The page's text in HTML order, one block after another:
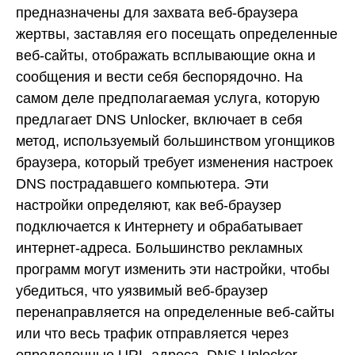
предназначены для захвата веб-браузера
жертвы, заставляя его посещать определенные
веб-сайты, отображать всплывающие окна и
сообщения и вести себя беспорядочно. На
самом деле предполагаемая услуга, которую
предлагает DNS Unlocker, включает в себя
метод, используемый большинством угонщиков
браузера, который требует изменения настроек
DNS пострадавшего компьютера. Эти
настройки определяют, как веб-браузер
подключается к Интернету и обрабатывает
интернет-адреса. Большинство рекламных
программ могут изменить эти настройки, чтобы
убедиться, что уязвимый веб-браузер
перенаправляется на определенные веб-сайты
или что весь трафик отправляется через